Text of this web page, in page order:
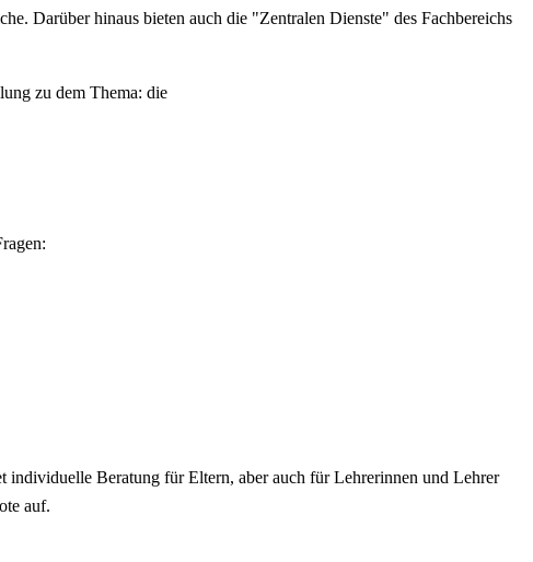
Darüber hinaus bieten auch die "Zentralen Dienste" des Fachbereichs
zu dem Thema: die
individuelle Beratung für Eltern, aber auch für Lehrerinnen und Lehrer
auf.